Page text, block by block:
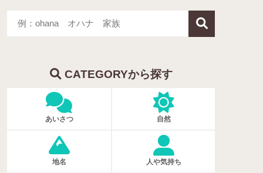
CATEGORYから探す
あいさつ 自然
地名 人や気持ち